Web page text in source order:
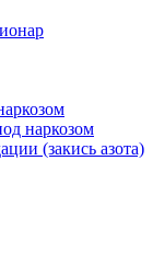
наркозом
(закись азота)